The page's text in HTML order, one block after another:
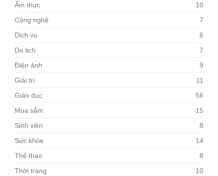
Ẩm thực
10
Công nghệ
7
Dịch vụ
6
Du lịch
7
Điện ảnh
9
Giải trí
11
Giáo dục
56
Mua sắm
15
Sinh viên
8
Sức khỏe
14
Thể thao
8
Thời trang
10